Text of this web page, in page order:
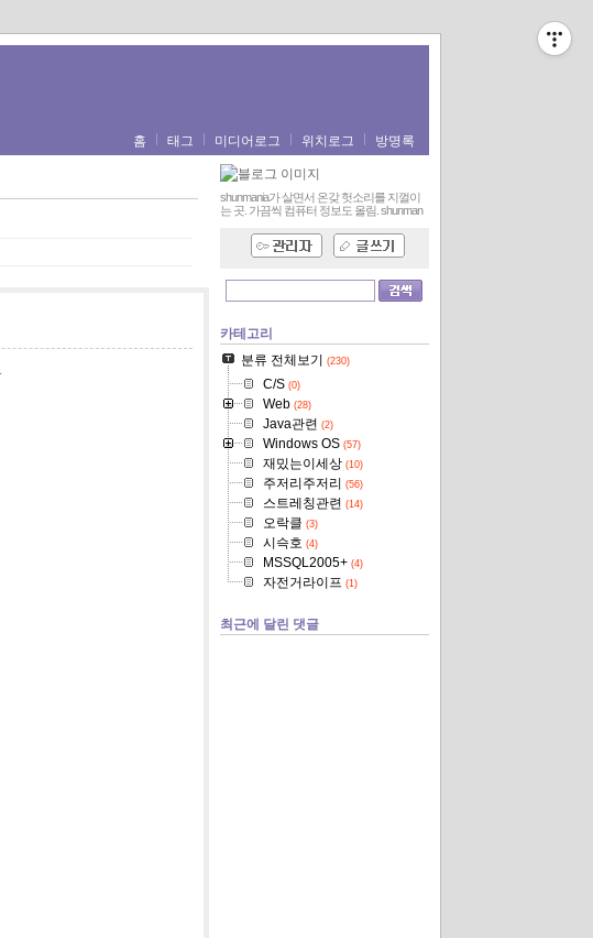
홈 태그 미디어로그 위치로그 방명록
shunmania가 살면서 온갖 헛소리를 지껄이
는 곳. 가끔씩 컴퓨터 정보도 올림. shunman
카테고리
분류 전체보기
(230)
C/S(0)
Web(28)
Java관련 (2)
Windows OS(57)
재밌는이세상(10)
주저리주저리 (56)
스트레칭관련 (14)
오락클 (3)
시슥호 (4)
MSSQL2005+(4)
자전거라이프 (1)
최근에 달린 댓글